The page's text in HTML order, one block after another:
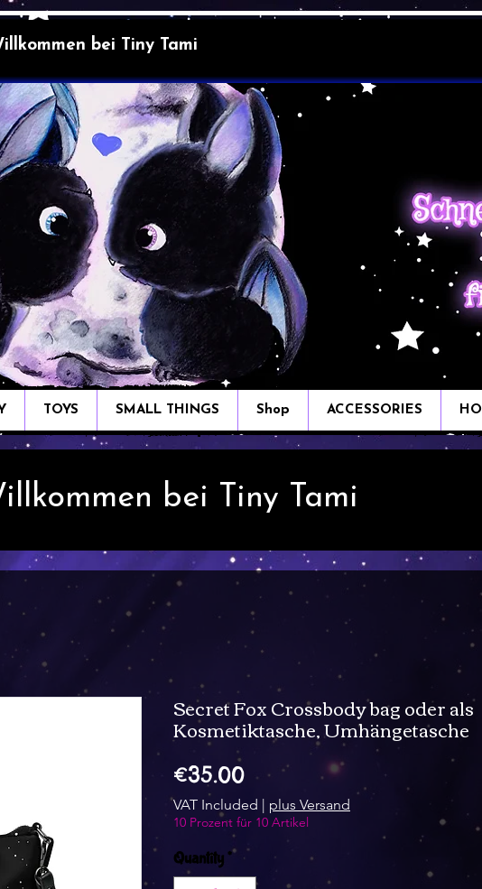
bei Tiny Tami
TOYS SMALL THINGS Shop ACCESSORIES
bei Tiny Tami
Secret Fox Crossbody bag oder als
Kosmetiktasche, Umhängetasche
€35.00Price
VAT Included | plus Versand
10 Prozent für 10 Artikel
Quantity*